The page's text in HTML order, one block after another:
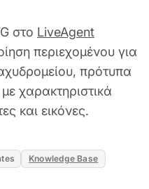
στο LiveAgent
περιεχομένου για
πρότυπα
χαρακτηριστικά
και εικόνες.
Knowledge Base